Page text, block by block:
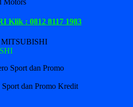
Motors
Klik : 0812 8117 1983
dan Promo Kredit